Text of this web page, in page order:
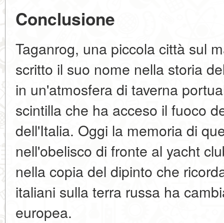
Conclusione
Taganrog, una piccola città sul
scritto il suo nome nella storia
in un'atmosfera di taverna
scintilla che ha acceso il fuoco
dell'Italia. Oggi la memoria di
nell'obelisco di fronte al yacht
nella copia del dipinto che
italiani sulla terra russa ha
europea.